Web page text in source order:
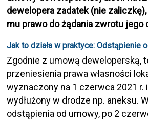
dewelopera zadatek (nie
mu prawo do żądania zwrotu jego
Jak to działa w praktyce: Odstąpienie
Zgodnie z umową deweloperską,
przeniesienia prawa własności
wyznaczony na 1 czerwca 2021 r.
wydłużony w drodze np. aneksu.
odstąpienia od umowy, po 2